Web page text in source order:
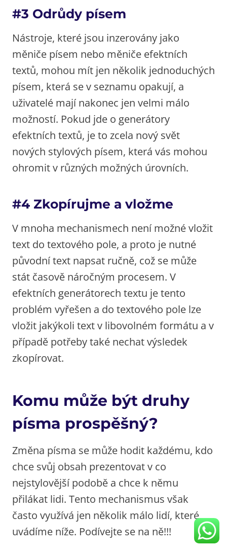
#3 Odrůdy písem
Nástroje, které jsou inzerovány jako
měniče písem nebo měniče efektních
textů, mohou mít jen několik jednoduchých
písem, která se v seznamu opakují, a
uživatelé mají nakonec jen velmi málo
možností. Pokud jde o generátory
efektních textů, je to zcela nový svět
nových stylových písem, která vás mohou
ohromit v různých možných úrovních.
#4 Zkopírujme a vložme
V mnoha mechanismech není možné vložit
text do textového pole, a proto je nutné
původní text napsat ručně, což se může
stát časově náročným procesem. V
efektních generátorech textu je tento
problém vyřešen a do textového pole lze
vložit jakýkoli text v libovolném formátu a v
případě potřeby také nechat výsledek
zkopírovat.
Komu může být druhy
písma prospěšný?
Změna písma se může hodit každému, kdo
chce svůj obsah prezentovat v co
nejstylovější podobě a chce k němu
přilákat lidi. Tento mechanismus však
často využívá jen několik málo lidí, které
uvádíme níže. Podívejte se na ně!!!